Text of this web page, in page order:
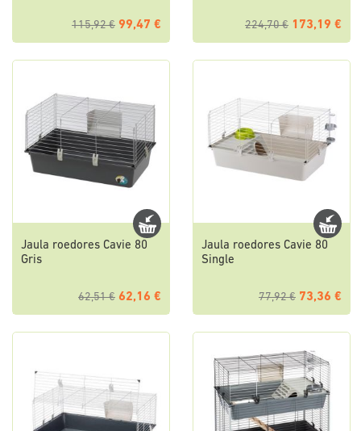
115,92 € 99,47 € 224,70 € 173,19 €
Jaula roedores Cavie 80
Gris
62,51 € 62,16 €
Jaula roedores Cavie 80
Single
77,92 € 73,36 €